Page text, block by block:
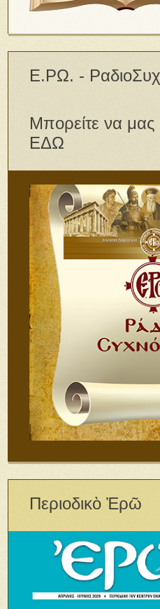
Ε.ΡΩ. -
Μπορείτε να
ΕΔΩ
Περιοδικὸ Ἐρῶ